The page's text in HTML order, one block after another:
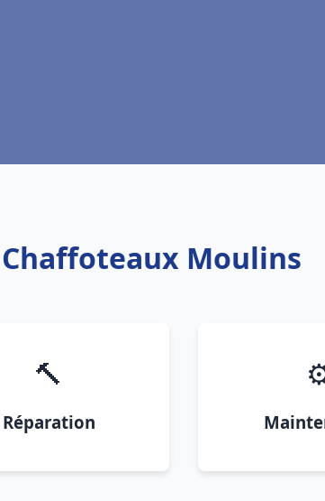
Moulins
🔨
Réparation